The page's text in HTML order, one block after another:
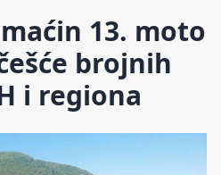
13. moto
brojnih
i regiona